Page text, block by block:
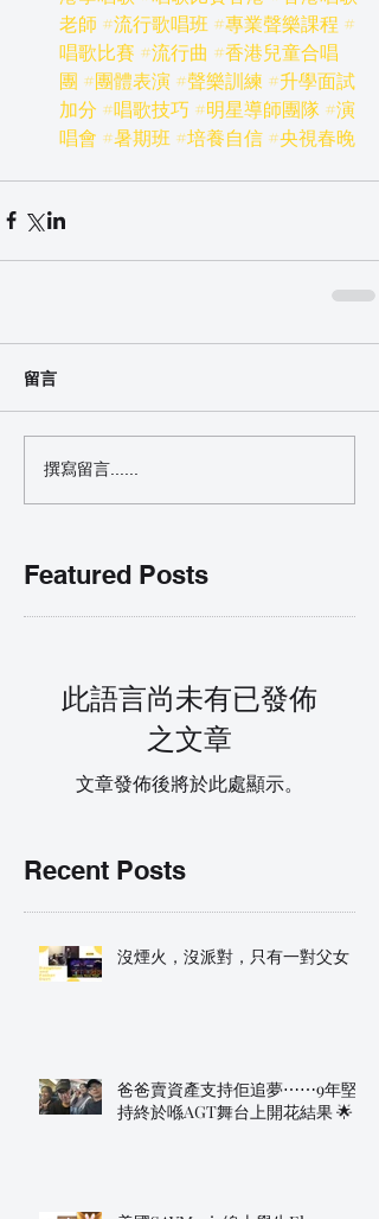
老師 #流行歌唱班 #專業聲樂課程 #
唱歌比賽 #流行曲 #香港兒童合唱
團 #團體表演 #聲樂訓練 #升學面試
加分 #唱歌技巧 #明星導師團隊 #演
唱會 #暑期班 #培養自信 #央視春晚
留言
撰寫留言......
Featured Posts
此語言尚未有已發佈
之文章
文章發佈後將於此處顯示。
Recent Posts
沒煙火，沒派對，只有一對父女
爸爸賣資產支持佢追夢⋯⋯9年堅
持終於喺AGT舞台上開花結果 🌟